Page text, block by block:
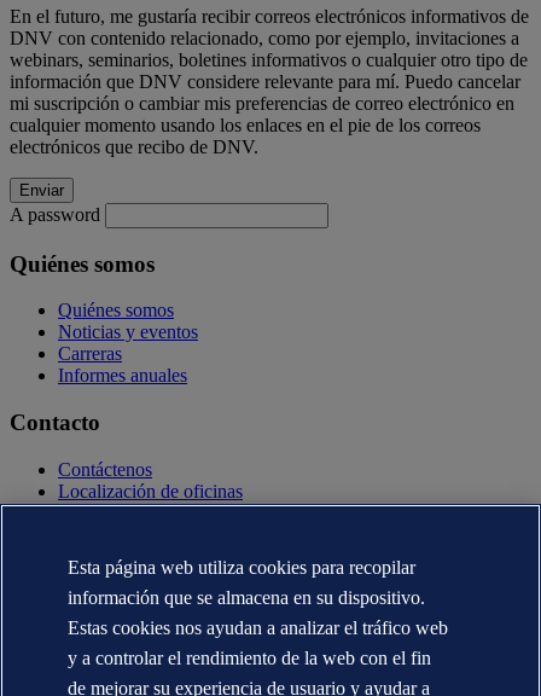
En el futuro, me gustaría recibir correos electrónicos informativos de
DNV con contenido relacionado, como por ejemplo, invitaciones a
webinars, seminarios, boletines informativos o cualquier otro tipo de
información que DNV considere relevante para mí. Puedo cancelar
mi suscripción o cambiar mis preferencias de correo electrónico en
cualquier momento usando los enlaces en el pie de los correos
electrónicos que recibo de DNV.
A password
Quiénes somos
Quiénes somos
Noticias y eventos
Carreras
Informes anuales
Contacto
Contáctenos
Localización de oficinas
Contactos con la prensa
Declaración de privacidad
Términos de uso
Copyright © DNV AS 2025
Información de Cookies
Esta página web utiliza cookies para recopilar
información que se almacena en su dispositivo.
Estas cookies nos ayudan a analizar el tráfico web
y a controlar el rendimiento de la web con el fin
de mejorar su experiencia de usuario y ayudar a